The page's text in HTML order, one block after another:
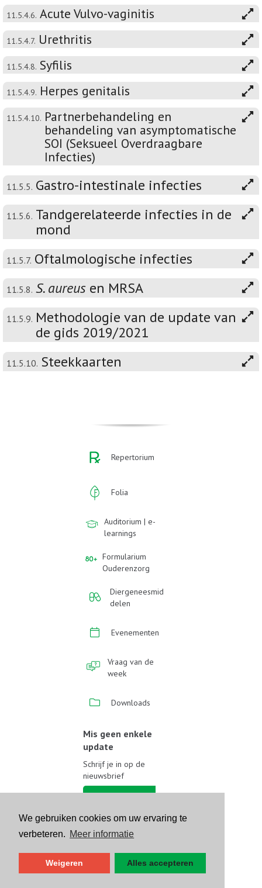
We gebruiken cookies om uw ervaring te
verbeteren. Meer informatie
Weigeren Alles accepteren
11.5.4.6. Acute Vulvo-vaginitis
11.5.4.7. Urethritis
11.5.4.8. Syfilis
11.5.4.9. Herpes genitalis
11.5.4.10. Partnerbehandeling en
behandeling van asymptomatische
SOI (Seksueel Overdraagbare
Infecties)
11.5.5. Gastro-intestinale infecties
11.5.6. Tandgerelateerde infecties in de
mond
11.5.7. Oftalmologische infecties
11.5.8. S. aureus en MRSA
11.5.9. Methodologie van de update van
de gids 2019/2021
11.5.10. Steekkaarten
Repertorium
Folia
Auditorium | e-
learnings
Formularium
Ouderenzorg
Diergeneesmid
delen
Evenementen
Vraag van de
week
Downloads
Mis geen enkele
update
Schrijf je in op de
nieuwsbrief
Volg ons op sociale media